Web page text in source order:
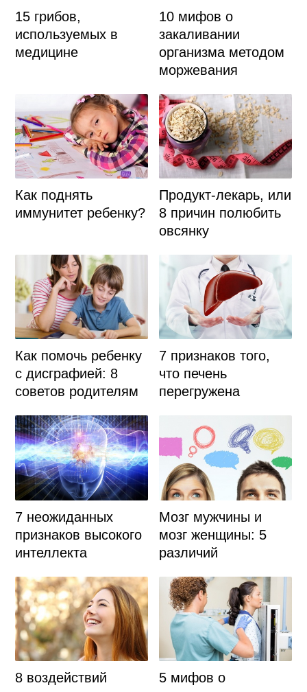
15 грибов,
используемых в
медицине
10 мифов о
закаливании
организма методом
моржевания
Как поднять
иммунитет ребенку?
Продукт-лекарь, или
8 причин полюбить
овсянку
Как помочь ребенку
с дисграфией: 8
советов родителям
7 признаков того,
что печень
перегружена
7 неожиданных
признаков высокого
интеллекта
Мозг мужчины и
мозг женщины: 5
различий
8 воздействий
5 мифов о